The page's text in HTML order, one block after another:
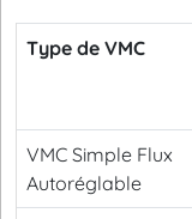
Type de VMC
VMC Simple Flux
Autoréglable